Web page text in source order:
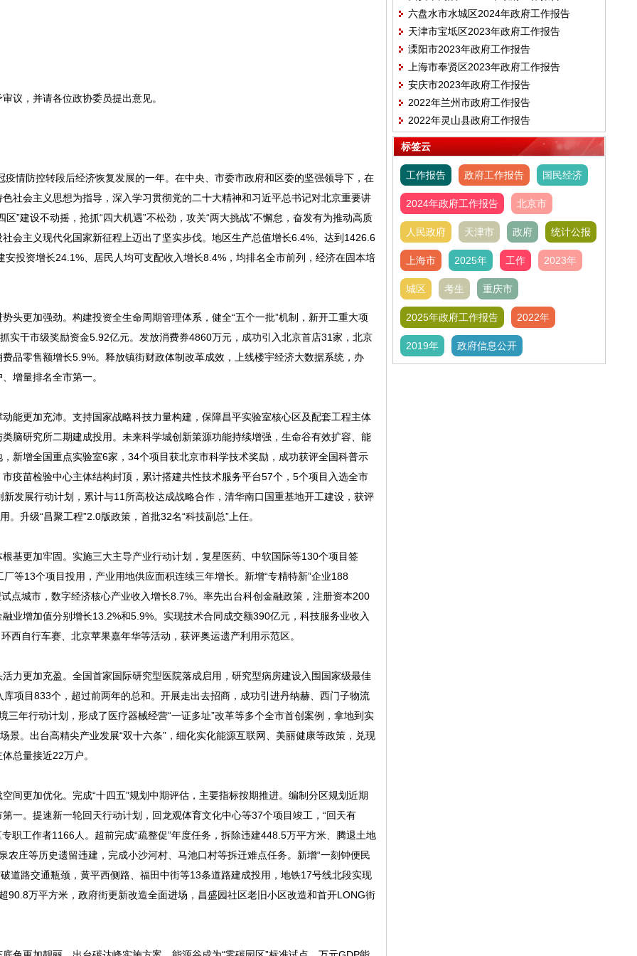
，并请各位政协委员提出意见。
防控转段后经济恢复发展的一年。在中央、市委市政府和区委的坚强领导下，在
社会主义思想为指导，深入学习贯彻党的二十大精神和习近平总书记对北京重要讲
”建设不动摇，抢抓“四大机遇”不松劲，攻关“两大挑战”不懈怠，奋发有为推动高质
会主义现代化国家新征程上迈出了坚实步伐。地区生产总值增长6.4%、达到1426.6
投资增长24.1%、居民人均可支配收入增长8.4%，均排名全市前列，经济在固本培
更加强劲。构建投资全生命周期管理体系，健全“五个一批”机制，新开工重大项
实干市级奖励资金5.92亿元。发放消费券4860万元，成功引入北京首店31家，北京
品零售额增长5.9%。释放镇街财政体制改革成效，上线楼宇经济大数据系统，办
增量排名全市第一。
更加充沛。支持国家战略科技力量构建，保障昌平实验室核心区及配套工程主体
脑研究所二期建成投用。未来科学城创新策源功能持续增强，生命谷有效扩容、能
新增全国重点实验室6家，34个项目获北京市科学技术奖励，成功获评全国科普示
疫苗检验中心主体结构封顶，累计搭建共性技术服务平台57个，5个项目入选全市
发展行动计划，累计与11所高校达成战略合作，清华南口国重基地开工建设，获评
升级“昌聚工程”2.0版政策，首批32名“科技副总”上任。
更加牢固。实施三大主导产业行动计划，复星医药、中软国际等130个项目签
等13个项目投用，产业用地供应面积连续三年增长。新增“专精特新”企业188
点城市，数字经济核心产业收入增长8.7%。率先出台科创金融政策，注册资本200
业增加值分别增长13.2%和5.9%。实现技术合同成交额390亿元，科技服务业收入
自行车赛、北京苹果嘉年华等活动，获评奥运遗产利用示范区。
更加充盈。全国首家国际研究型医院落成启用，研究型病房建设入围国家级最佳
项目833个，超过前两年的总和。开展走出去招商，成功引进丹纳赫、西门子物流
年行动计划，形成了医疗器械经营“一证多址”改革等多个全市首创案例，拿地到实
景。出台高精尖产业发展“双十六条”，细化实化能源互联网、美丽健康等政策，兑现
总量接近22万户。
更加优化。完成“十四五”规划中期评估，主要指标按期推进。编制分区规划近期
一。提速新一轮回天行动计划，回龙观体育文化中心等37个项目竣工，“回天有
职工作者1166人。超前完成“疏整促”年度任务，拆除违建448.5万平方米、腾退土地
庄等历史遗留违建，完成小沙河村、马池口村等拆迁难点任务。新增“一刻钟便民
道路交通瓶颈，黄平西侧路、福田中街等13条道路建成投用，地铁17号线北段实现
万平方米，政府街更新改造全面进场，昌盛园社区老旧小区改造和首开LONG街
六盘水市水城区2024年政府工作报告
天津市宝坻区2023年政府工作报告
溧阳市2023年政府工作报告
上海市奉贤区2023年政府工作报告
安庆市2023年政府工作报告
2022年兰州市政府工作报告
2022年灵山县政府工作报告
标签云
工作报告 政府工作报告 国民经济
2024年政府工作报告 北京市
人民政府 天津市 政府 统计公报
上海市 2025年 工作 2023年
城区 考生 重庆市
2025年政府工作报告 2022年
2019年 政府信息公开